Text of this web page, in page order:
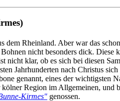
dem Rheinland. Aber war das
nicht besonders dick.
nicht klar, ob es sich bei diesen
Jahrhunderten nach Christus
genannt, eines der wichtigsten
Region im Allgemeinen,
Kirmes" genossen.